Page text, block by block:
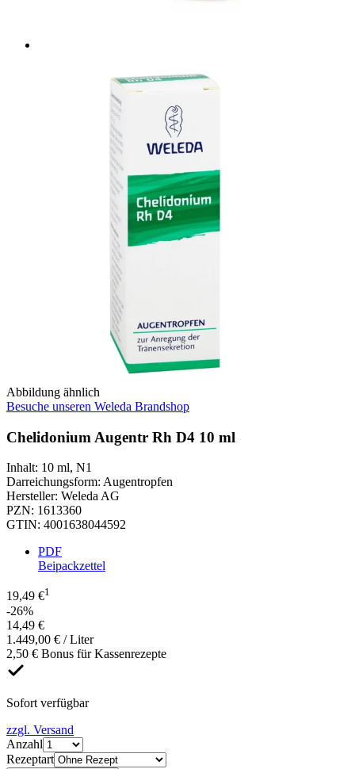
Abbildung ähnlich
Besuche unseren Weleda Brandshop
Chelidonium Augentr Rh D4 10 ml
Inhalt: 10 ml, N1
Darreichungsform: Augentropfen
Hersteller: Weleda AG
PZN: 1613360
GTIN: 4001638044592
PDF
Beipackzettel
19,49 €1
-26%
14,49 €
1.449,00 € / Liter
2,50 € Bonus für Kassenrezepte
Sofort verfügbar
zzgl. Versand
Anzahl
Rezeptart